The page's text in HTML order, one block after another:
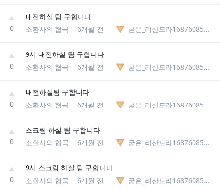
0
내전하실 팀 구합니다
소환사의 협곡
6개월 전 굳은_리산드라1687608561081
0
9시 내전하실 팀 구합니다
소환사의 협곡
6개월 전 굳은_리산드라1687608561081
0
내전하실팀 구합니다
소환사의 협곡
6개월 전 굳은_리산드라1687608561081
0
스크림 하실 팀 구합니다
소환사의 협곡
6개월 전 굳은_리산드라1687608561081
0
9시 스크림 하실 팀 구합니다
소환사의 협곡
6개월 전 굳은_리산드라1687608561081